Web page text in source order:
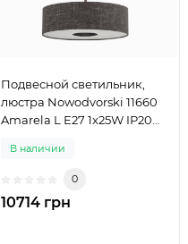
Подвесной светильник,
люстра Nowodvorski 11660
Amarela L E27 1x25W IP20
В наличии
0
10714 грн